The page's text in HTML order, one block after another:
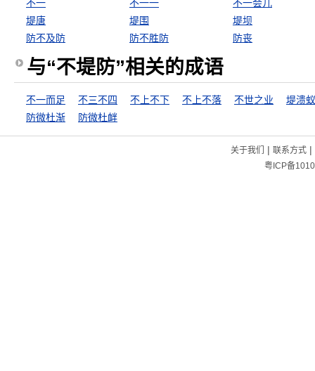
不一 不一一
不一会儿
堤唐
堤围
堤坝
防不及防
防不胜防 防丧
与“不堤防”相关的成语
不一而足 不三不四 不上不下 不上不落 不世之业
堤溃
防微杜渐
防微杜衅
关于我们 | 联系方式|
粤ICP备